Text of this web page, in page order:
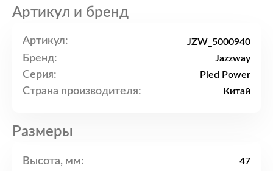
Артикул и бренд
Артикул: JZW_5000940
Бренд: Jazzway
Серия: Pled Power
Страна производителя: Китай
Размеры
Высота, мм: 47